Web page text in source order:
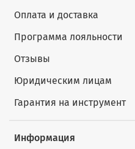
Оплата и доставка
Программа лояльности
Отзывы
Юридическим лицам
Гарантия на инструмент
Информация